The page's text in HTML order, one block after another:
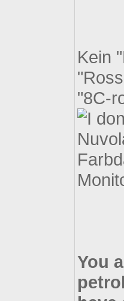
Kein
"8C-
You